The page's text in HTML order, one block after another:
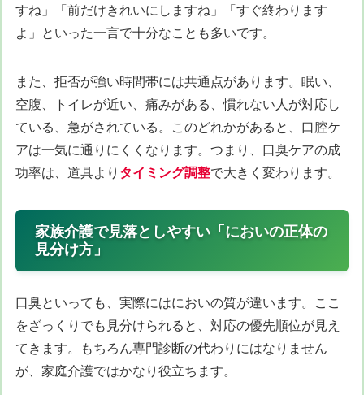
すね」「前だけきれいにしますね」「すぐ終わります
よ」といった一言で十分なことも多いです。
また、拒否が強い時間帯には共通点があります。眠い、
空腹、トイレが近い、痛みがある、慣れない人が対応し
ている、急がされている。このどれかがあると、口腔ケ
アは一気に通りにくくなります。つまり、口臭ケアの成
功率は、道具より タイミング調整で大きく変わります。
家族介護で見落としやすい「においの正体の
見分け方」
口臭といっても、実際にはにおいの質が違います。ここ
をざっくりでも見分けられると、対応の優先順位が見え
てきます。もちろん専門診断の代わりにはなりません
が、家庭介護ではかなり役立ちます。